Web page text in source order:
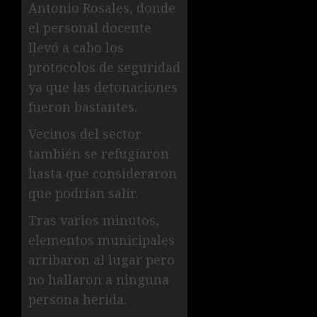
Antonio Rosales, donde
el personal docente
llevó a cabo los
protocolos de seguridad
ya que las detonaciones
fueron bastantes.
Vecinos del sector
también se refugiaron
hasta que consideraron
que podrían salir.
Tras varios minutos,
elementos municipales
arribaron al lugar pero
no hallaron a ninguna
persona herida.